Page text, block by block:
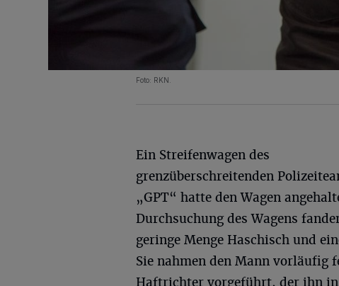
Foto: RKN.
Ein Streifenwagen des
grenzüberschreitenden
„GPT“ hatte den Wagen
Durchsuchung des Wagens
geringe Menge Haschisch und
Sie nahmen den Mann vorläufig
Haftrichter vorgeführt, der ihn